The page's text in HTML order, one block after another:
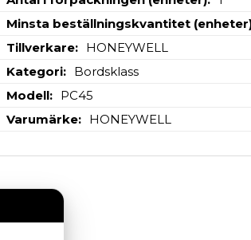
Minsta beställningskvantitet
Tillverkare
HONEYWELL
Kategori
Bordsklass
Modell
PC45
Varumärke
HONEYWELL